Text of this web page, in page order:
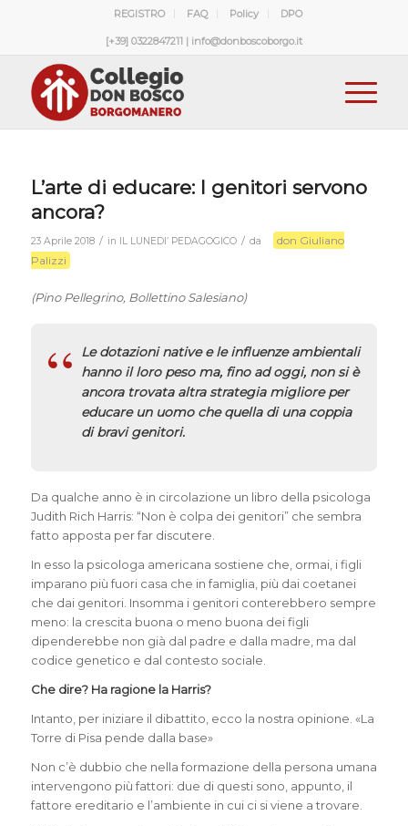
REGISTRO FAQ Policy DPO
[+39] 0322847211 | info@donboscoborgo.it
L’arte di educare: I genitori servono
ancora?
23 Aprile 2018 / in IL LUNEDI’ PEDAGOGICO / da
don Giuliano
Palizzi
(Pino Pellegrino, Bollettino Salesiano)
Le dotazioni native e le influenze ambientali
hanno il loro peso ma, fino ad oggi, non si è
ancora trovata altra strategia migliore per
educare un uomo che quella di una coppia
di bravi genitori.
Da qualche anno è in circolazione un libro della psicologa
Judith Rich Harris: “Non è colpa dei genitori” che sembra
fatto apposta per far discutere.
In esso la psicologa americana sostiene che, ormai, i figli
imparano più fuori casa che in famiglia, più dai coetanei
che dai genitori. Insomma i genitori conterebbero sempre
meno: la crescita buona o meno buona dei figli
dipenderebbe non già dal padre e dalla madre, ma dal
codice genetico e dal contesto sociale.
Che dire? Ha ragione la Harris?
Intanto, per iniziare il dibattito, ecco la nostra opinione. «La
Torre di Pisa pende dalla base»
Non c’è dubbio che nella formazione della persona umana
intervengono più fattori: due di questi sono, appunto, il
fattore ereditario e l’ambiente in cui ci si viene a trovare.